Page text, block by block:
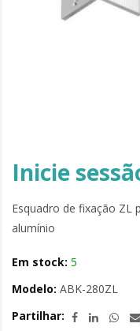
Inicie
Esquadro de fixação ZL
alumínio
Em stock: 5
Modelo: ABK-280ZL
Partilhar: